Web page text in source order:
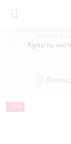
Купить
-19%